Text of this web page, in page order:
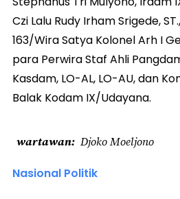
Czi Lalu Rudy Irham Srigede,
163/Wira Satya Kolonel Arh I
para Perwira Staf Ahli
Kasdam, LO-AL, LO-AU, dan
Balak Kodam IX/Udayana.
wartawan Djoko Moeljono
Nasional Politik